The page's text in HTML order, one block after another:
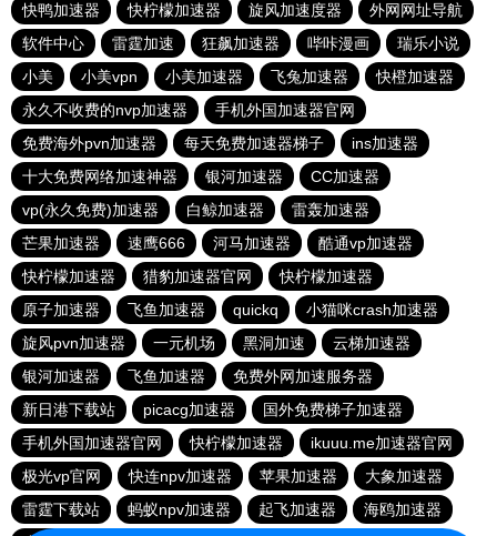
快鸭加速器
快柠檬加速器 旋风加速度器
外网网址导航
软件中心
雷霆加速 狂飙加速器 哔咔漫画
瑞乐小说
小美
小美vpn 小美加速器 飞兔加速器
快橙加速器
永久不收费的nvp加速器
手机外国加速器官网
免费海外pvn加速器
每天免费加速器梯子
ins加速器
十大免费网络加速神器
银河加速器
CC加速器
vp(永久免费)加速器
白鲸加速器
雷轰加速器
芒果加速器
速鹰666 河马加速器
酷通vp加速器
快柠檬加速器
猎豹加速器官网
快柠檬加速器
原子加速器
飞鱼加速器 quickq
小猫咪crash加速器
旋风pvn加速器
一元机场 黑洞加速
云梯加速器
银河加速器
飞鱼加速器
免费外网加速服务器
新日港下载站
picacg加速器
国外免费梯子加速器
手机外国加速器官网
快柠檬加速器
ikuuu.me加速器官网
极光vp官网
快连npv加速器 苹果加速器
大象加速器
雷霆下载站
蚂蚁npv加速器 起飞加速器
海鸥加速器